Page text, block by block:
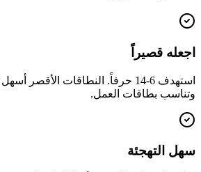
اجعله قصيراً
استهدف 6-14 حرفاً. النطاقات الأقصر
وتناسب بطاقات العمل.
سهل التهجئة